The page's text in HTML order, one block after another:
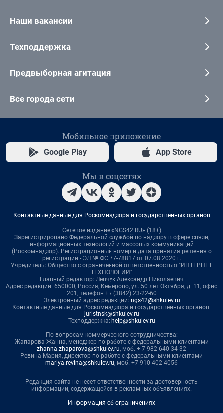
Наши вакансии
Техподдержка
Предвыборная агитация
Все города сети
Мобильное приложение
Google Play App Store
Мы в соцсетях
Контактные данные для Роскомнадзора и государственных органов
Сетевое издание «NGS42.RU» (18+)
Зарегистрировано Федеральной службой по надзору в сфере связи,
информационных технологий и массовых коммуникаций
(Роскомнадзор). Регистрационный номер и дата принятия решения о
регистрации - ЭЛ № ФС 77-78817 от 07.08.2020 г.
Учредитель: Общество с ограниченной ответственностью "ИНТЕРНЕТ
ТЕХНОЛОГИИ"
Главный редактор: Левчук Александр Николаевич
Адрес редакции: 650000, Россия, Кемерово, ул. 50 лет Октября, д. 11, офис
201, телефон +7 (3842) 23-22-60
Электронный адрес редакции: ngs42@shkulev.ru
Контактные данные для Роскомнадзора и государственных органов:
juristnsk@shkulev.ru
Техподдержка: help@shkulev.ru
По вопросам коммерческого сотрудничества:
Жапарова Жанна, менеджер по работе с федеральными клиентами
zhanna.zhaparova@shkulev.ru, моб. + 7 982 640 34 32
Ревина Мария, директор по работе с федеральными клиентами
mariya.revina@shkulev.ru, моб. +7 910 402 4056
Редакция сайта не несет ответственности за достоверность
информации, содержащейся в рекламных объявлениях.
Информация об ограничениях